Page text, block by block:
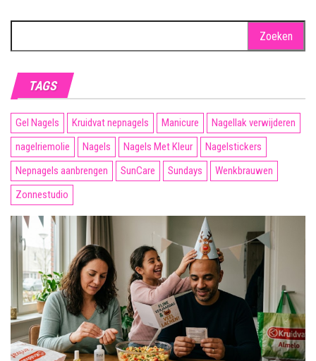
naar:
TAGS
Gel Nagels Kruidvat nepnagels Manicure
Nagellak verwijderen
nagelriemolie
Nagels Nagels Met Kleur
Nagelstickers
Nepnagels aanbrengen
SunCare Sundays
Wenkbrauwen
Zonnestudio